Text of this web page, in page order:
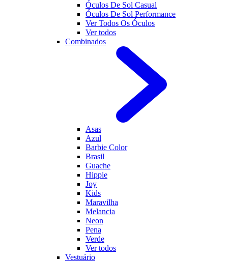
Óculos De Sol Casual
Óculos De Sol Performance
Ver Todos Os Óculos
Ver todos
Combinados
Asas
Azul
Barbie Color
Brasil
Guache
Hippie
Joy
Kids
Maravilha
Melancia
Neon
Pena
Verde
Ver todos
Vestuário